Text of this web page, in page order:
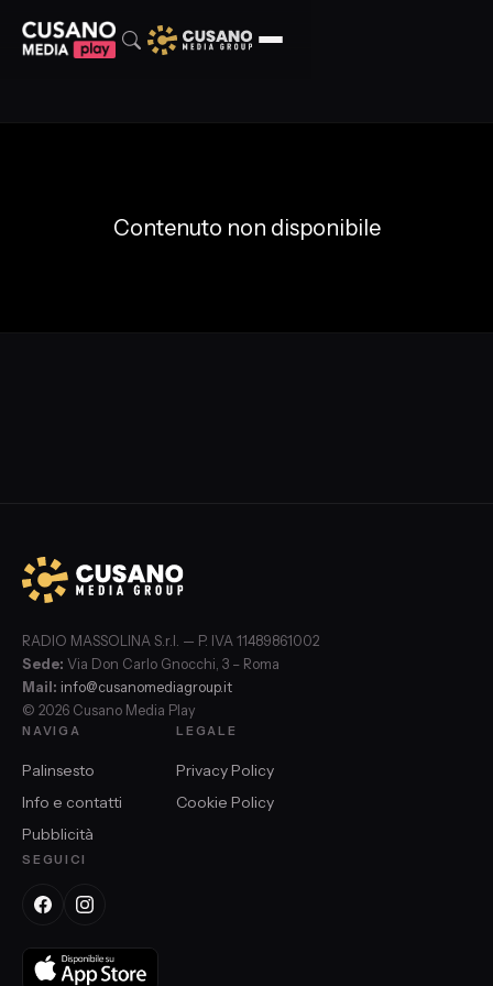
Contenuto non disponibile
RADIO MASSOLINA S.r.l. — P. IVA 11489861002
Sede: Via Don Carlo Gnocchi, 3 – Roma
Mail: info@cusanomediagroup.it
© 2026 Cusano Media Play
NAVIGA
Palinsesto
Info e contatti
Pubblicità
LEGALE
Privacy Policy
Cookie Policy
SEGUICI